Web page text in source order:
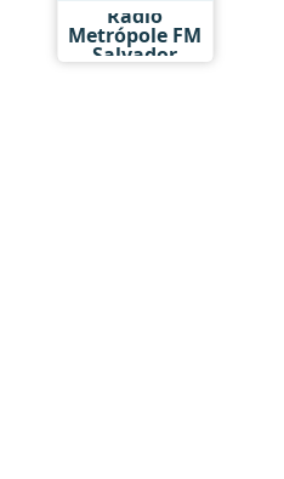
Rádio
Metrópole FM
Salvador